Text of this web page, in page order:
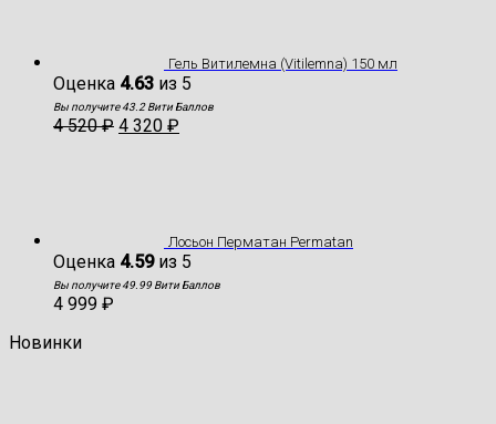
Гель Витилемна (Vitilemna) 150 мл
Оценка 4.63 из 5
Вы получите 43.2 Вити Баллов
4 520₽ 4 320 ₽
Лосьон Перматан Permatan
Оценка 4.59из 5
Вы получите 49.99 Вити Баллов
4 999 ₽
Новинки